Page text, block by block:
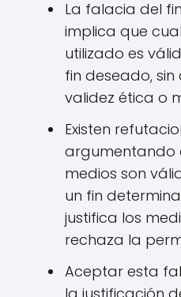
La falacia del
implica que
utilizado es
fin deseado,
validez ética o
Existen
argumentando
medios son
un fin
justifica los
rechaza la
Aceptar esta